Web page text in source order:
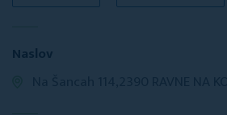
Naslov